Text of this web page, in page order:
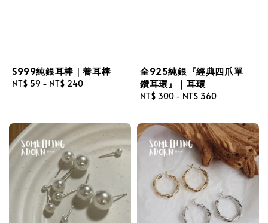
S999純銀耳棒｜養耳棒
Regular
NT$ 59 - NT$ 240
全925純銀『經典四爪單
鑽耳環』｜耳環
Regular
NT$ 300 - NT$ 360